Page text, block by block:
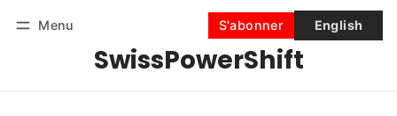
Menu
SwissPowerShift
S'abonner English
Se connecter S'abonner